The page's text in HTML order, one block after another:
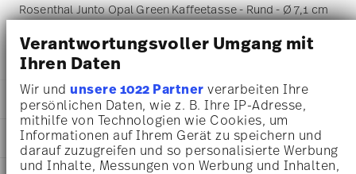
Verantwortungsvoller Umgang mit
Ihren Daten
Wir undunsere 1022 Partner verarbeiten Ihre
persönlichen Daten, wie z. B. Ihre IP-Adresse,
mithilfe von Technologien wie Cookies, um
Informationen auf Ihrem Gerät zu speichern und
darauf zuzugreifen und so personalisierte Werbung
und Inhalte, Messungen von Werbung und Inhalten,
Rosenthal Junto Opal Green Kaffeetasse - Rund - Ø 7,1 cm
- h 7,5 cm - 0,230 l, Porzellan Opal Green
DETAILS
Rosenthal
Junto
Opal Green
MAßE
7,10 cm